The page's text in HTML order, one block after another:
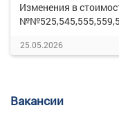
Изменения в
25.05.2026
Вакансии